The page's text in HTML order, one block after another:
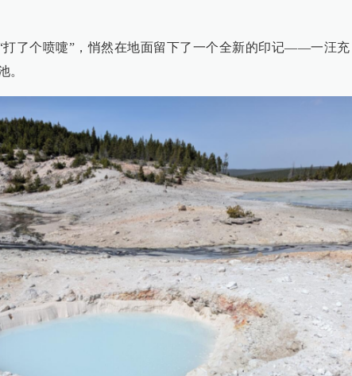
打了个喷嚏”，悄然在地面留下了一个全新的印记——一汪充
。